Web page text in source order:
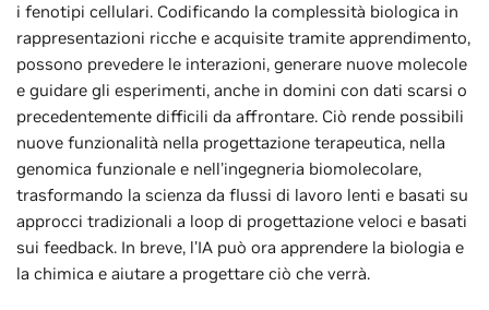
i fenotipi cellulari. Codificando la complessità biologica in
rappresentazioni ricche e acquisite tramite apprendimento,
possono prevedere le interazioni, generare nuove molecole
e guidare gli esperimenti, anche in domini con dati scarsi o
precedentemente difficili da affrontare. Ciò rende possibili
nuove funzionalità nella progettazione terapeutica, nella
genomica funzionale e nell'ingegneria biomolecolare,
trasformando la scienza da flussi di lavoro lenti e basati su
approcci tradizionali a loop di progettazione veloci e basati
sui feedback. In breve, l'IA può ora apprendere la biologia e
la chimica e aiutare a progettare ciò che verrà.